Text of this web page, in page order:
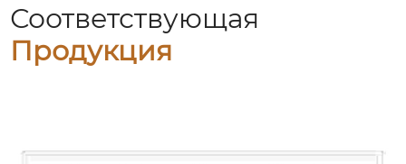
Соответствующая
Продукция